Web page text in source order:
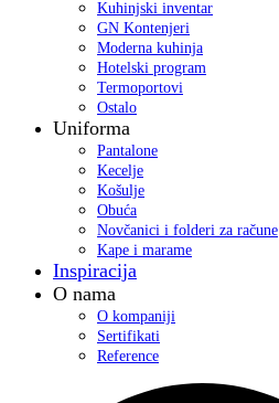
Kuhinjski inventar
GN Kontenjeri
Moderna kuhinja
Hotelski program
Termoportovi
Ostalo
Uniforma
Pantalone
Kecelje
Košulje
Obuća
Novčanici i folderi za račune
Kape i marame
Inspiracija
O nama
O kompaniji
Sertifikati
Reference